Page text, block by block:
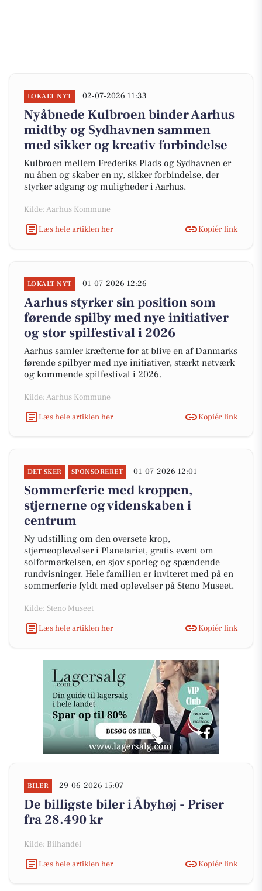
LOKALT NYT 02-07-2026 11:33
Nyåbnede Kulbroen binder Aarhus
midtby og Sydhavnen sammen
med sikker og kreativ forbindelse
Kulbroen mellem Frederiks Plads og Sydhavnen er
nu åben og skaber en ny, sikker forbindelse, der
styrker adgang og muligheder i Aarhus.
Kilde: Aarhus Kommune
Læs hele artiklen her
Kopiér link
LOKALT NYT 01-07-2026 12:26
Aarhus styrker sin position som
førende spilby med nye initiativer
og stor spilfestival i 2026
Aarhus samler kræfterne for at blive en af Danmarks
førende spilbyer med nye initiativer, stærkt netværk
og kommende spilfestival i 2026.
Kilde: Aarhus Kommune
Læs hele artiklen her
Kopiér link
DET SKER SPONSORERET 01-07-2026 12:01
Sommerferie med kroppen,
stjernerne og videnskaben i
centrum
Ny udstilling om den oversete krop,
stjerneoplevelser i Planetariet, gratis event om
solformørkelsen, en sjov sporleg og spændende
rundvisninger. Hele familien er inviteret med på en
sommerferie fyldt med oplevelser på Steno Museet.
Kilde: Steno Museet
Læs hele artiklen her
Kopiér link
BILER 29-06-2026 15:07
De billigste biler i Åbyhøj - Priser
fra 28.490 kr
Kilde: Bilhandel
Læs hele artiklen her
Kopiér link